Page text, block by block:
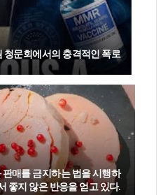
청문회에서의 충격적인 폭로
매를 금지하는 법을 시행하
좋지 않은 반응을 얻고 있다.